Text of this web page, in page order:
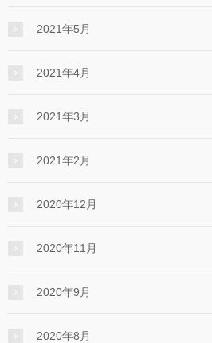
2021年5月
2021年4月
2021年3月
2021年2月
2020年12月
2020年11月
2020年9月
2020年8月